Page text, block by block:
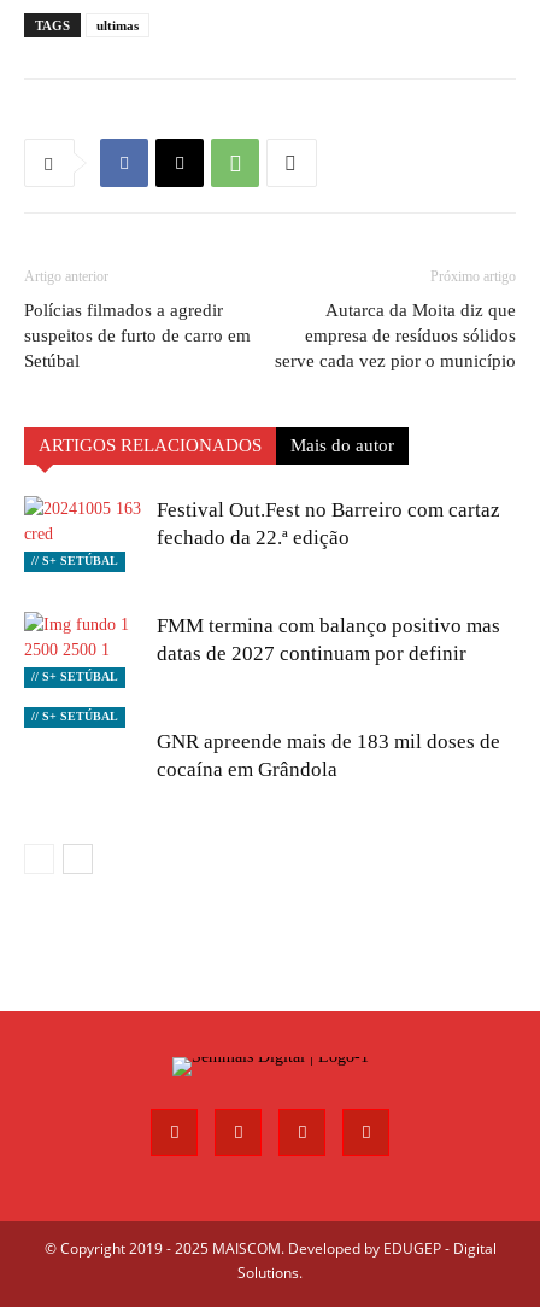
TAGS ultimas
Artigo anterior
Polícias filmados a agredir
suspeitos de furto de carro em
Setúbal
Próximo artigo
Autarca da Moita diz que
empresa de resíduos sólidos
serve cada vez pior o município
ARTIGOS RELACIONADOS Mais do autor
// S+ SETÚBAL
Festival Out.Fest no Barreiro com cartaz
fechado da 22.ª edição
// S+ SETÚBAL
FMM termina com balanço positivo mas
datas de 2027 continuam por definir
// S+ SETÚBAL
GNR apreende mais de 183 mil doses de
cocaína em Grândola
© Copyright 2019 - 2025 MAISCOM. Developed by EDUGEP - Digital
Solutions.